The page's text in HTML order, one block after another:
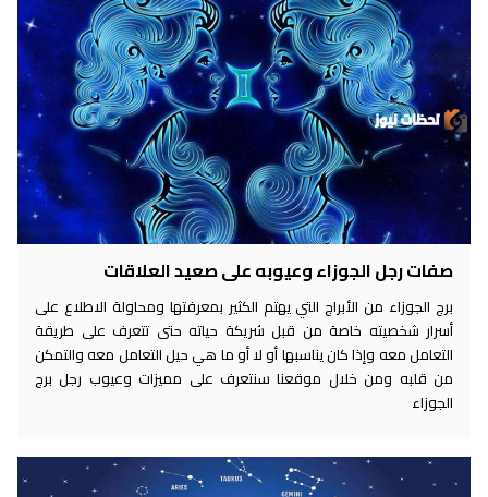
صفات رجل الجوزاء وعيوبه على صعيد العلاقات
برج الجوزاء من الأبراج التي يهتم الكثير بمعرفتها ومحاولة الاطلاع على
أسرار شخصيته خاصة من قبل شريكة حياته حتى تتعرف على طريقة
التعامل معه وإذا كان يناسبها أو لا أو ما هي حيل التعامل معه والتمكن
من قلبه ومن خلال موقعنا سنتعرف على مميزات وعيوب رجل برج
الجوزاء